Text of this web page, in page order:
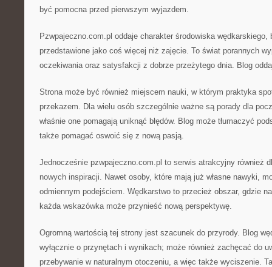
być pomocna przed pierwszym wyjazdem.
Pzwpajeczno.com.pl oddaje charakter środowiska wędkarskiego,
przedstawione jako coś więcej niż zajęcie. To świat porannych
oczekiwania oraz satysfakcji z dobrze przeżytego dnia. Blog
Strona może być również miejscem nauki, w którym praktyka
przekazem. Dla wielu osób szczególnie ważne są porady dla
właśnie one pomagają uniknąć błędów. Blog może tłumaczyć
także pomagać oswoić się z nową pasją.
Jednocześnie pzwpajeczno.com.pl to serwis atrakcyjny również
nowych inspiracji. Nawet osoby, które mają już własne nawyki,
odmiennym podejściem. Wędkarstwo to przecież obszar, gdzie
każda wskazówka może przynieść nową perspektywę.
Ogromną wartością tej strony jest szacunek do przyrody. Blog
wyłącznie o przynętach i wynikach; może również zachęcać do
przebywanie w naturalnym otoczeniu, a więc także wyciszenie.